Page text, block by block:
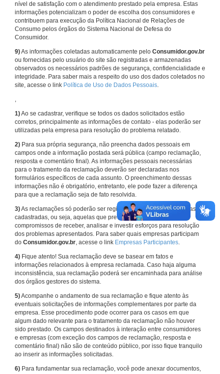
nível de satisfação com o atendimento prestado pela empresa. Estas
informações potencializam o poder de escolha dos consumidores e
contribuem para execução da Política Nacional de Relações de
Consumo pelos órgãos do Sistema Nacional de Defesa do
Consumidor.
9)As informações coletadas automaticamente pelo Consumidor.gov.br
ou fornecidas pelo usuário do site são registradas e armazenadas
observados os necessários padrões de segurança, confidencialidade e
integridade. Para saber mais a respeito do uso dos dados coletados no
site, acesse o link Política de Uso de Dados Pessoais.
,
1)Ao se cadastrar, verifique se todos os dados solicitados estão
corretos, principalmente as informações de contato - elas poderão ser
utilizadas pela empresa para resolução do problema relatado.
2) Para sua própria segurança, não preencha dados pessoais em
campos onde a informação postada será pública (campo reclamação,
resposta e comentário final). As informações pessoais necessárias
para o tratamento da reclamação deverão ser declaradas nos
formulários específicos de cada assunto. O preenchimento dessas
informações não é obrigatório, entretanto, ele pode fazer a diferença
para que a reclamação seja de fato resolvida.
3)As reclamações só poderão ser registradas em face de empresas
cadastradas, ou seja, aquelas que previamente assumiram
compromissos de receber, analisar e investir esforços para resolução
dos problemas apresentados. Para saber quais empresas participam
do Consumidor.gov.br, acesse o link Empresas Participantes.
4) Fique atento! Sua reclamação deve se basear em fatos e
informações relacionados à empresa reclamada. Caso haja alguma
inconsistência, sua reclamação poderá ser encaminhada para análise
dos órgãos gestores do sistema.
5)Acompanhe o andamento de sua reclamação e fique atento às
eventuais solicitações de informações complementares por parte da
empresa. Esse procedimento pode ocorrer para os casos em que
algum dado relevante para o tratamento da reclamação não houver
sido prestado. Os campos destinados à interação entre consumidores
e empresas (com exceção dos campos de reclamação, resposta e
comentário final) não são de conteúdo público, por isso fique tranquilo
ao inserir as informações solicitadas.
6) Para fundamentar sua reclamação, você pode anexar documentos,